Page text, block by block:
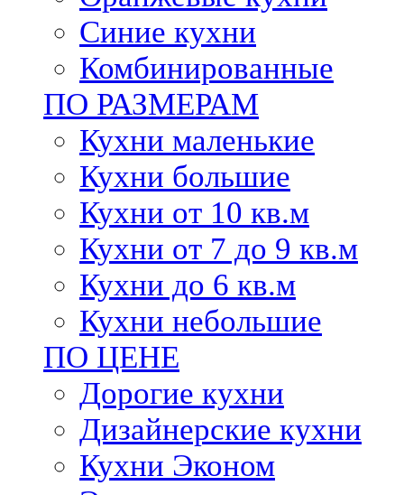
Синие кухни
Комбинированные
ПО РАЗМЕРАМ
Кухни маленькие
Кухни большие
Кухни от 10 кв.м
Кухни от 7 до 9 кв.м
Кухни до 6 кв.м
Кухни небольшие
ПО ЦЕНЕ
Дорогие кухни
Дизайнерские кухни
Кухни Эконом